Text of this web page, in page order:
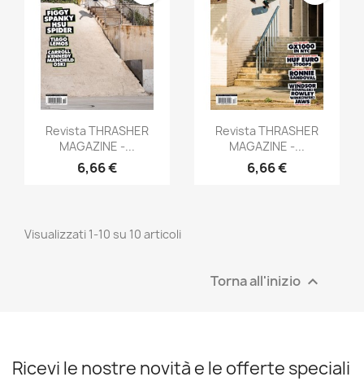
Anteprima
Revista THRASHER
MAGAZINE -...
6,66 €
Anteprima
Revista THRASHER
MAGAZINE -...
6,66 €
Visualizzati 1-10 su 10 articoli
Torna all'inizio 
Ricevi le nostre novità e le offerte speciali